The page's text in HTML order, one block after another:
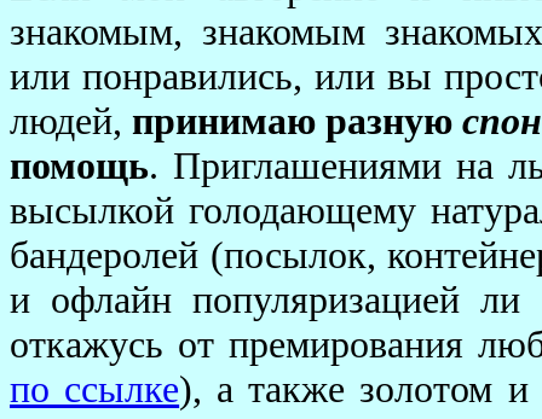
знакомым, знакомым
или понравились, или вы
людей,принимаю разную
помощь. Приглашениями на
высылкой голодающему
бандеролей (посылок,
и офлайн популяризацией
откажусь от премирования
по ссылке), а также золотом и